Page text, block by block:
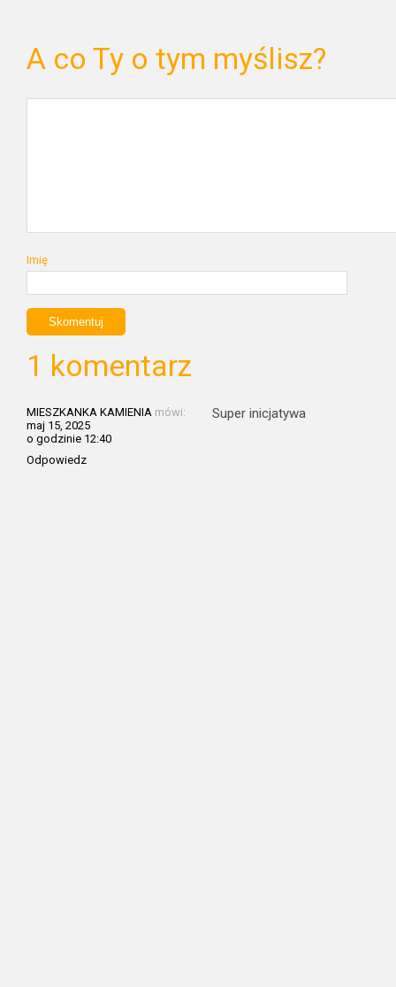
A co Ty o tym myślisz?
Imię
1 komentarz
MIESZKANKA KAMIENIA mówi:
maj 15, 2025
o godzinie 12:40
Odpowiedz
Super inicjatywa